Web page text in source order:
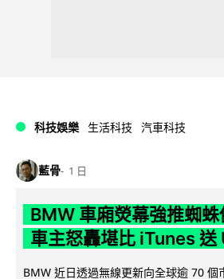
科技娛樂 生活科技 汽車科技
藍骨 1 日
BMW 車廂熒幕強推蜘
車主怒轟堪比 iTunes 送
BMW 近日透過無線更新向全球逾 70 個